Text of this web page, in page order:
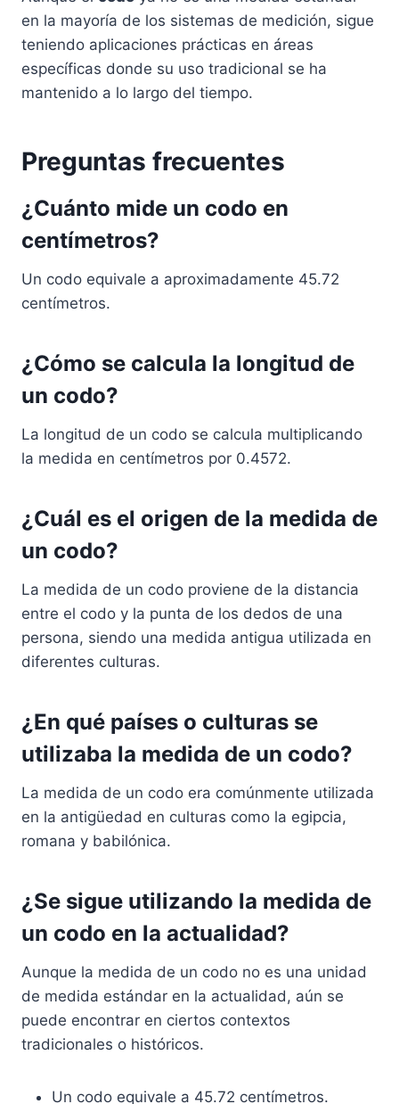
en la mayoría de los sistemas de medición, sigue
teniendo aplicaciones prácticas en áreas
específicas donde su uso tradicional se ha
mantenido a lo largo del tiempo.
Preguntas frecuentes
¿Cuánto mide un codo en
centímetros?
Un codo equivale a aproximadamente 45.72
centímetros.
¿Cómo se calcula la longitud de
un codo?
La longitud de un codo se calcula multiplicando
la medida en centímetros por 0.4572.
¿Cuál es el origen de la medida de
un codo?
La medida de un codo proviene de la distancia
entre el codo y la punta de los dedos de una
persona, siendo una medida antigua utilizada en
diferentes culturas.
¿En qué países o culturas se
utilizaba la medida de un codo?
La medida de un codo era comúnmente utilizada
en la antigüedad en culturas como la egipcia,
romana y babilónica.
¿Se sigue utilizando la medida de
un codo en la actualidad?
Aunque la medida de un codo no es una unidad
de medida estándar en la actualidad, aún se
puede encontrar en ciertos contextos
tradicionales o históricos.
Un codo equivale a 45.72 centímetros.